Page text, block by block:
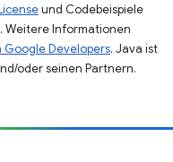
und Codebeispiele
Weitere Informationen
Developers. Java ist
oder seinen Partnern.